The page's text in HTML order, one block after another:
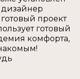
дизайнер
проект
готовый
комфорта,